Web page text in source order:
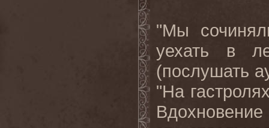
"Мы
уехать в
(послушать
"На
Вдохновение